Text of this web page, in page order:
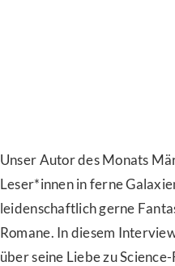
Unser Autor des Monats
Leser*innen in ferne
leidenschaftlich gerne
Romane. In diesem
über seine Liebe zu